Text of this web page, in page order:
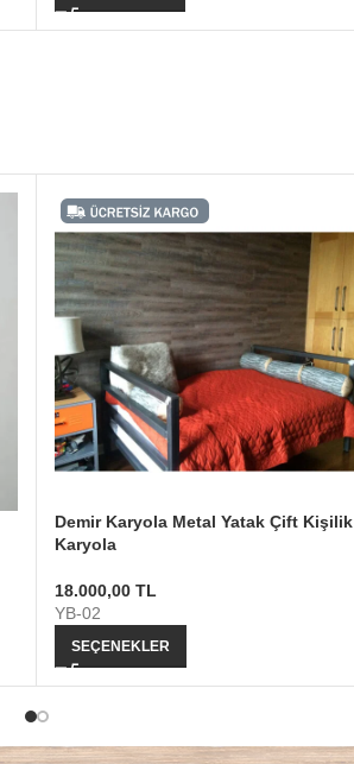
Demir Karyola Metal Yatak Çift Kişilik
Karyola
18.000,00 TL
YB-02
SEÇENEKLER